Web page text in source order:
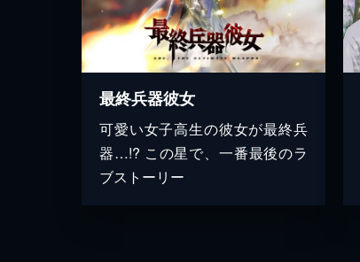
最終兵器彼女
可愛い女子高生の彼女が最終兵
器…!? この星で、一番最後のラ
ブストーリー